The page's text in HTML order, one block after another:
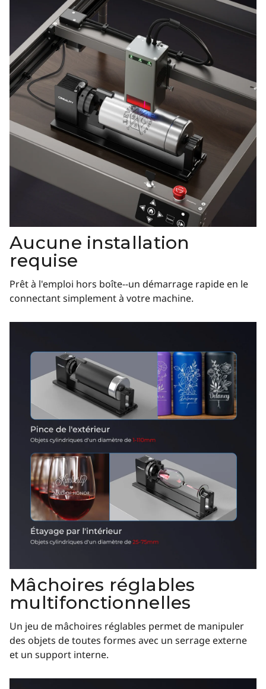
Aucune installation
requise
Prêt à l'emploi hors boîte--un démarrage rapide en le
connectant simplement à votre machine.
Mâchoires réglables
multifonctionnelles
Un jeu de mâchoires réglables permet de manipuler
des objets de toutes formes avec un serrage externe
et un support interne.